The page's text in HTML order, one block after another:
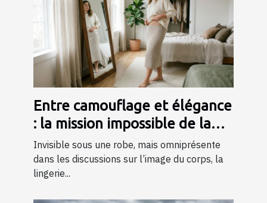
Entre camouflage et élégance
: la mission impossible de la
lingerie gainante ?
Invisible sous une robe, mais omniprésente
dans les discussions sur l’image du corps, la
lingerie...